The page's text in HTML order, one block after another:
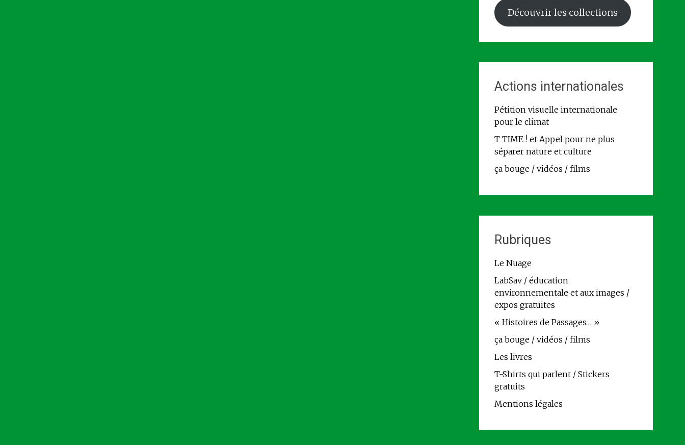
Découvrir les collections
Actions internationales
Pétition visuelle internationale
pour le climat
T TIME ! et Appel pour ne plus
séparer nature et culture
ça bouge / vidéos / films
Rubriques
Le Nuage
LabSav / éducation
environnementale et aux images /
expos gratuites
« Histoires de Passages… »
ça bouge / vidéos / films
Les livres
T-Shirts qui parlent / Stickers
gratuits
Mentions légales